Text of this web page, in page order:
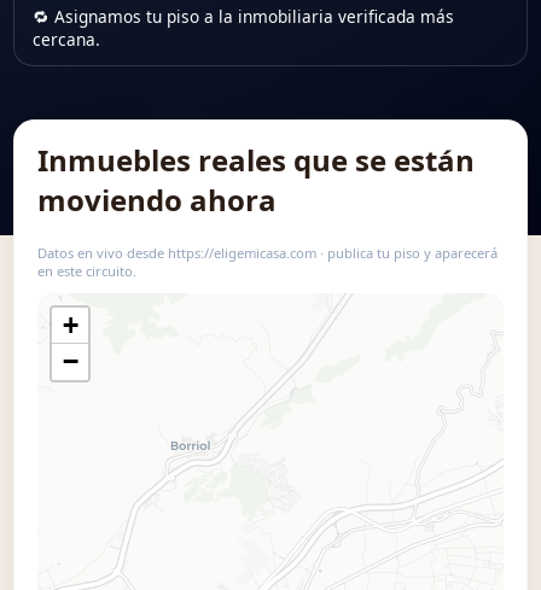
🔁 Asignamos tu piso a la inmobiliaria verificada más
cercana.
Inmuebles reales que se están
moviendo ahora
Datos en vivo desde https://eligemicasa.com · publica tu piso y aparecerá
en este circuito.
+
−